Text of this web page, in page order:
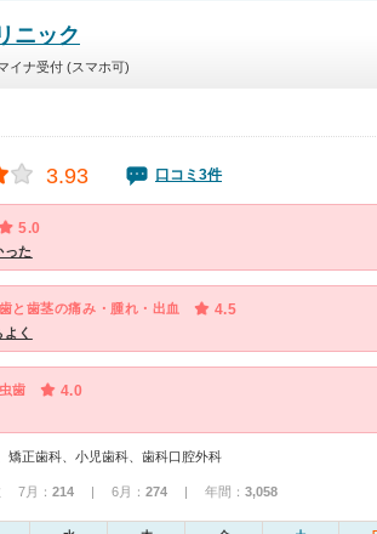
ニック
イナ受付 (スマホ可)
3.93 口コミ3件
5.0
った
と歯茎の痛み・腫れ・出血 4.5
く
歯 4.0
矯正歯科、小児歯科、歯科口腔外科
7月： 214 | 6月： 274 | 年間： 3,058